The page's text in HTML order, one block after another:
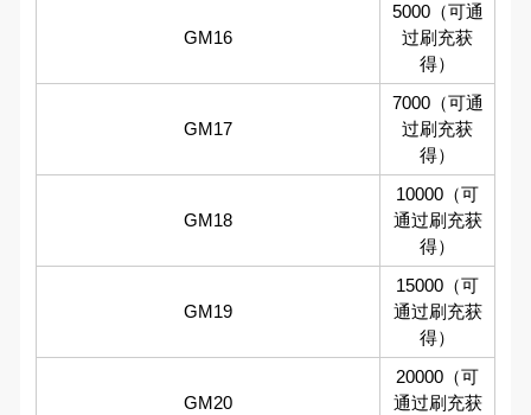
GM16
5000（可通
过刷充获
得）
GM17
7000（可通
过刷充获
得）
GM18
10000（可
通过刷充获
得）
GM19
15000（可
通过刷充获
得）
GM20
20000（可
通过刷充获